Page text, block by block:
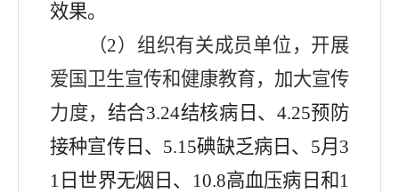
效果。
（2）组织有关成员单位， 开展
爱国卫生宣传和健康教育， 加大宣传
力度， 结合3.24结核病日、 4.25预防
接种宣传日、 5.15碘缺乏病日、 5月 3
1 日世界无烟日、 10.8高血压病日和 1